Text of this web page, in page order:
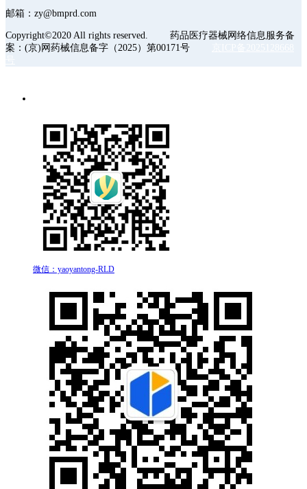
邮箱：zy@bmprd.com
Copyright©2020 All rights reserved. 药品医疗器械网络信息服务备
案：(京)网药械信息备字（2025）第00171号
微信：yaoyantong-RLD